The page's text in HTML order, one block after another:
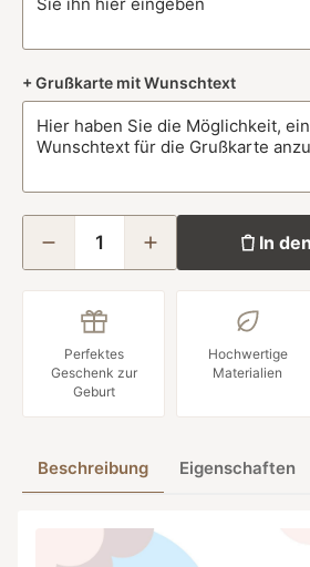
+ Grußkarte mit Wunschtext
In
Perfektes
Geschenk zur
Geburt
Hochwertige
Materialien
Beschreibung Eigenschaften